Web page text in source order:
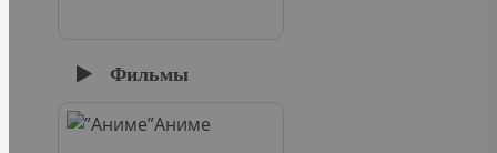
Фильмы
Аниме